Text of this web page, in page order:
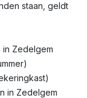
staan, geldt
Zedelgem
in Zedelgem